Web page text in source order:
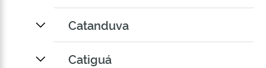
Catanduva
Catiguá